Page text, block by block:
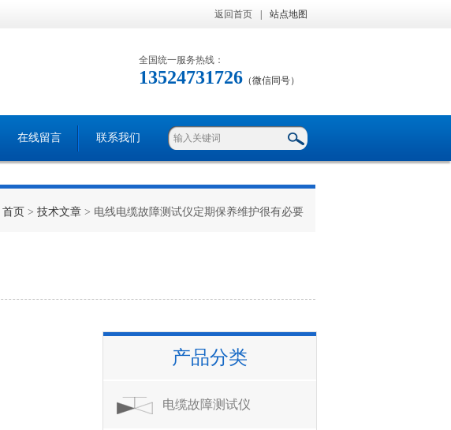
返回首页 站点地图
全国统一服务热线：
13524731726 （微信同号）
在线留言 联系我们
首页 > 技术文章 > 电线电缆故障测试仪定期保养维护很有必要
产品分类
电缆故障测试仪